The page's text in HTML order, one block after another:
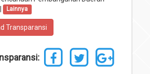
Infografis
Download
Penghargaan
Lainnya
Transparansi